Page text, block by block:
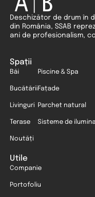
Deschizător de drum în
din România, SSAB
ani de profesionalism,
Spații
Băi
Bucătării
Livinguri
Terase
Noutăți
Piscine & Spa
Fațade
Parchet natural
Sisteme de
Utile
Companie
Portofoliu